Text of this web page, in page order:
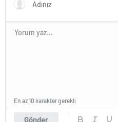
Gönder
En az 10 karakter gerekli